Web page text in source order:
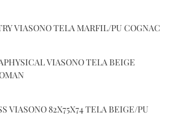
VIASONO TELA MARFIL/PU COGNAC
VIASONO TELA BEIGE
VIASONO 82X75X74 TELA BEIGE/PU